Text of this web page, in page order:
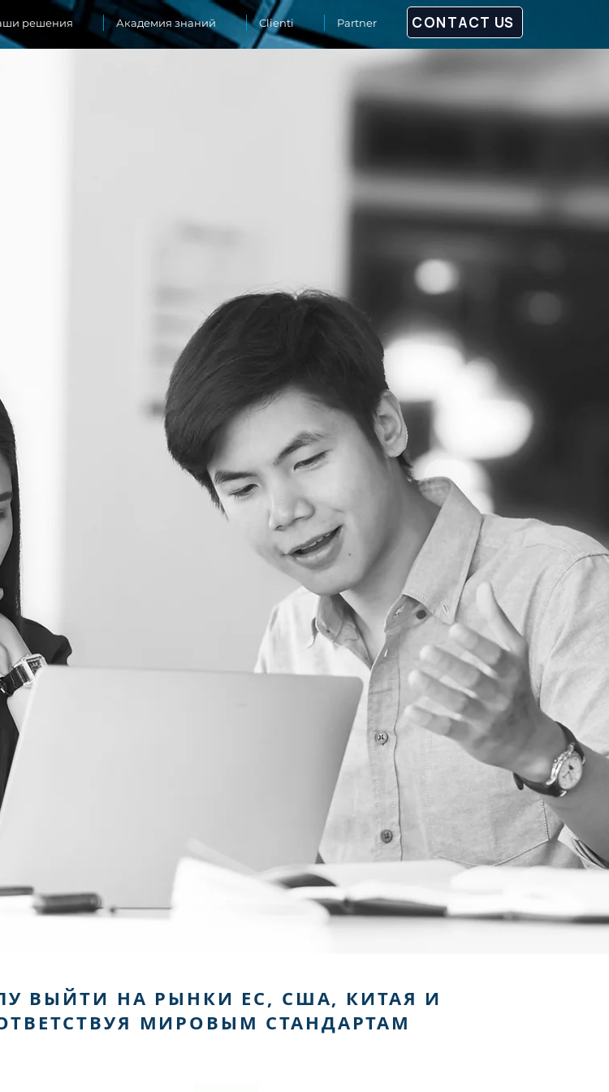
решения Академия знаний Clienti Partner CONTACT US
ВЫЙТИ НА РЫНКИ ЕС, США, КИТАЯ И
МИРОВЫМ СТАНДАРТАМ